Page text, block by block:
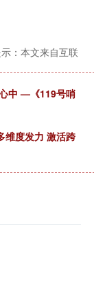
：本文来自互联
中 —《119号哨
维度发力 激活跨
-1.18%